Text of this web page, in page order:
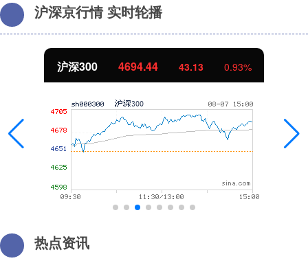
沪深京行情 实时轮播
沪深300 4694.44 43.13 0.93%
热点资讯